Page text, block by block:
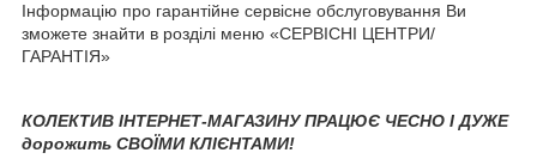
Інформацію про гарантійне сервісне обслуговування Ви
зможете знайти в розділі меню «СЕРВІСНІ ЦЕНТРИ/
ГАРАНТІЯ»
КОЛЕКТИВ ІНТЕРНЕТ-МАГАЗИНУ ПРАЦЮЄ ЧЕСНО І ДУЖЕ
дорожить СВОЇМИ КЛІЄНТАМИ!